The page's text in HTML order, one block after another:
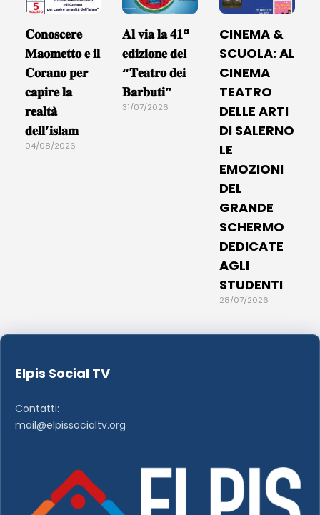
𝐂𝐨𝐧𝐨𝐬𝐜𝐞𝐫𝐞
𝐌𝐚𝐨𝐦𝐞𝐭𝐭𝐨 𝐞 𝐢𝐥
𝐂𝐨𝐫𝐚𝐧𝐨 𝐩𝐞𝐫
𝐜𝐚𝐩𝐢𝐫𝐞 𝐥𝐚
𝐫𝐞𝐚𝐥𝐭𝐚̀
𝐝𝐞𝐥𝐥’𝐢𝐬𝐥𝐚𝐦
04/08/2026
𝐀𝐥 𝐯𝐢𝐚 𝐥𝐚 𝟒𝟏ª
𝐞𝐝𝐢𝐳𝐢𝐨𝐧𝐞 𝐝𝐞𝐥
“𝐓𝐞𝐚𝐭𝐫𝐨 𝐝𝐞𝐢
𝐁𝐚𝐫𝐛𝐮𝐭𝐢”
31/07/2026
CINEMA &
SCUOLA: AL
CINEMA
TEATRO
DELLE ARTI
DI SALERNO
LE
EMOZIONI
DEL
GRANDE
SCHERMO
DEDICATE
AGLI
STUDENTI
28/07/2026
Elpis Social TV
Contatti:
mail@elpissocialtv.org